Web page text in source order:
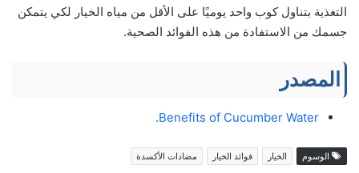
التغذية بتناول كوب واحد يوميًا على الأقل من مياه الخيار لكي يتمكن
جسمك من الاستفادة من هذه الفوائد الصحية.
المصدر
Benefits of Cucumber Water.
الوسوم الخيار فوائد الخيار مضادات الأكسدة